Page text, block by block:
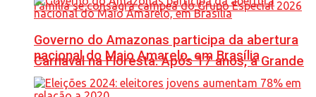
Carnaval na Floresta: Após 17 anos, a Grande
Governo do Amazonas participa da abertura
nacional do Maio Amarelo, em Brasília